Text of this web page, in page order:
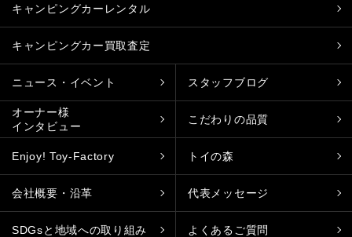
キャンピングカーレンタル
キャンピングカー買取査定
ニュース・イベント スタッフブログ
オーナー様
インタビュー
こだわりの品質
Enjoy! Toy-Factory トイの森
会社概要・沿革 代表メッセージ
SDGsと地域への取り組み よくあるご質問